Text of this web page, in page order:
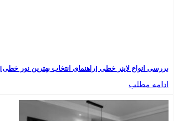
بررسی انواع لاینر خطی [راهنمای انتخاب بهترین نور خطی]
ادامه مطلب